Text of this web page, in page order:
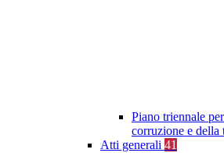
Piano triennale
corruzione e della
Atti generali 41